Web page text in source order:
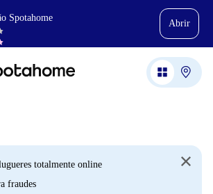
Spotahome
Abrir
totalmente online
fraudes